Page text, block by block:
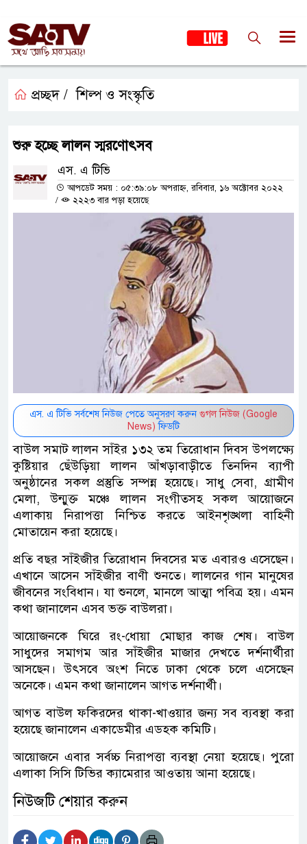
প্রচ্ছদ / শিল্প ও সংস্কৃতি
শুরু হচ্ছে লালন স্মরণোৎসব
এস. এ টিভি
আপডেট সময় : ০৫:৩৯:০৮ অপরাহ্ন, রবিবার, ১৬ অক্টোবর ২০২২
/
২২২৩ বার পড়া হয়েছে
এস. এ টিভি সর্বশেষ নিউজ পেতে অনুসরণ করুন গুগল নিউজ (Google
News) ফিডটি
বাউল সমাট লালন সাঁইর ১৩২ তম তিরোধান দিবস উপলক্ষ্যে
কুষ্টিয়ার ছেঁউড়িয়া লালন আঁখড়াবাড়ীতে তিনদিন ব্যাপী
অনুষ্ঠানের সকল প্রস্তুতি সম্পন্ন হয়েছে। সাধু সেবা, গ্রামীণ
মেলা, উন্মুক্ত মঞ্চে লালন সংগীতসহ সকল আয়োজনে
এলাকায় নিরাপত্তা নিশ্চিত করতে আইনশৃঙ্খলা বাহিনী
মোতায়েন করা হয়েছে।
প্রতি বছর সাঁইজীর তিরোধান দিবসের মত এবারও এসেছেন।
এখানে আসেন সাঁইজীর বাণী শুনতে। লালনের গান মানুষের
জীবনের সংবিধান। যা শুনলে, মানলে আত্মা পবিত্র হয়। এমন
কথা জানালেন এসব ভক্ত বাউলরা।
আয়োজনকে ঘিরে রং-ধোয়া মোছার কাজ শেষ। বাউল
সাধুদের সমাগম আর সাঁইজীর মাজার দেখতে দর্শনার্থীরা
আসছেন। উৎসবে অংশ নিতে ঢাকা থেকে চলে এসেছেন
অনেকে। এমন কথা জানালেন আগত দর্শনার্থী।
আগত বাউল ফকিরদের থাকা-খাওয়ার জন্য সব ব্যবস্থা করা
হয়েছে জানালেন একাডেমীর এডহক কমিটি।
আয়োজনে এবার সর্বচ্চ নিরাপত্তা ব্যবস্থা নেয়া হয়েছে। পুরো
এলাকা সিসি টিভির ক্যামেরার আওতায় আনা হয়েছে।
নিউজটি শেয়ার করুন